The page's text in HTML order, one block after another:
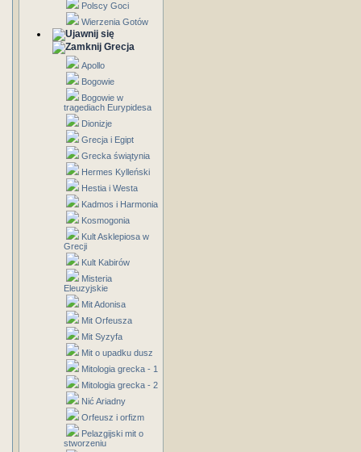
Polscy Goci
Wierzenia Gotów
Grecja
Apollo
Bogowie
Bogowie w
tragediach Eurypidesa
Dionizje
Grecja i Egipt
Grecka świątynia
Hermes Kylleński
Hestia i Westa
Kadmos i Harmonia
Kosmogonia
Kult Asklepiosa w
Grecji
Kult Kabirów
Misteria
Eleuzyjskie
Mit Adonisa
Mit Orfeusza
Mit Syzyfa
Mit o upadku dusz
Mitologia grecka - 1
Mitologia grecka - 2
Nić Ariadny
Orfeusz i orfizm
Pelazgijski mit o
stworzeniu